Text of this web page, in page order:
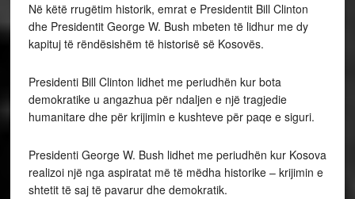
Në këtë rrugëtim historik, emrat e Presidentit Bill Clinton
dhe Presidentit George W. Bush mbeten të lidhur me dy
kapituj të rëndësishëm të historisë së Kosovës.
Presidenti Bill Clinton lidhet me periudhën kur bota
demokratike u angazhua për ndaljen e një tragjedie
humanitare dhe për krijimin e kushteve për paqe e siguri.
Presidenti George W. Bush lidhet me periudhën kur Kosova
realizoi një nga aspiratat më të mëdha historike – krijimin e
shtetit të saj të pavarur dhe demokratik.